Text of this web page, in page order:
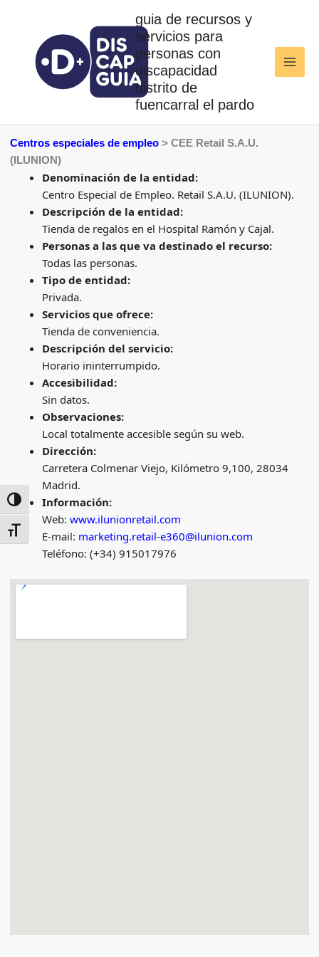
ALTERNAR ALTO CONTRASTE
ALTERNAR TAMAÑO DE LETRA
al
contenido
guia de recursos y
servicios para
personas con
discapacidad
distrito de
fuencarral el pardo
Centros especiales de empleo > CEE Retail S.A.U.
(ILUNION)
Denominación de la entidad:
Centro Especial de Empleo. Retail S.A.U. (ILUNION).
Descripción de la entidad:
Tienda de regalos en el Hospital Ramón y Cajal.
Personas a las que va destinado el recurso:
Todas las personas.
Tipo de entidad:
Privada.
Servicios que ofrece:
Tienda de conveniencia.
Descripción del servicio:
Horario ininterrumpido.
Accesibilidad:
Sin datos.
Observaciones:
Local totalmente accesible según su web.
Dirección:
Carretera Colmenar Viejo, Kilómetro 9,100, 28034
Madrid.
Información:
Web: www.ilunionretail.com
E-mail: marketing.retail-e360@ilunion.com
Teléfono: (+34) 915017976